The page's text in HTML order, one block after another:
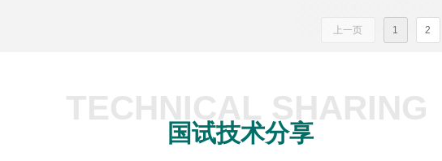
上一页 1 2
国试技术分享
TECHNICAL SHARING